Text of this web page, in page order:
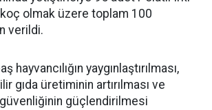
olmak üzere toplam 100
verildi.
hayvancılığın yaygınlaştırılması,
gıda üretiminin artırılması ve
güçlendirilmesi